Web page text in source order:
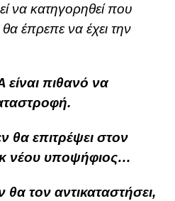
να κατηγορηθεί που
έπρεπε να έχει την
είναι πιθανό να
θα επιτρέψει στον
νέου υποψήφιος…
τον αντικαταστήσει,